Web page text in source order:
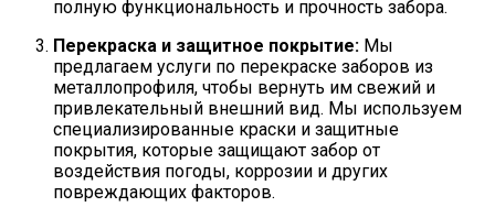
полную функциональность и прочность забора.
Перекраска и защитное покрытие: Мы
предлагаем услуги по перекраске заборов из
металлопрофиля, чтобы вернуть им свежий и
привлекательный внешний вид. Мы используем
специализированные краски и защитные
покрытия, которые защищают забор от
воздействия погоды, коррозии и других
повреждающих факторов.